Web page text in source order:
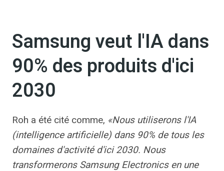
Samsung veut l'IA dans
90% des produits d'ici
2030
Roh a été cité comme, «Nous utiliserons l'IA
(intelligence artificielle) dans 90% de tous les
domaines d'activité d'ici 2030. Nous
transformerons Samsung Electronics en une